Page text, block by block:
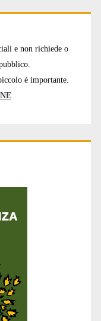
e non richiede o
è importante.